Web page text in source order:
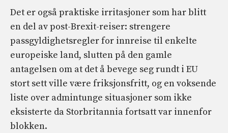
Det er også praktiske irritasjoner som har blitt
en del av post-Brexit-reiser: strengere
passgyldighetsregler for innreise til enkelte
europeiske land, slutten på den gamle
antagelsen om at det å bevege seg rundt i EU
stort sett ville være friksjonsfritt, og en voksende
liste over admintunge situasjoner som ikke
eksisterte da Storbritannia fortsatt var innenfor
blokken.